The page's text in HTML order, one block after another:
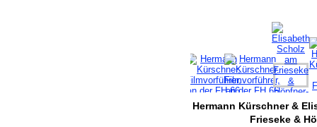
Hermann Kürschner &
Frieseke &